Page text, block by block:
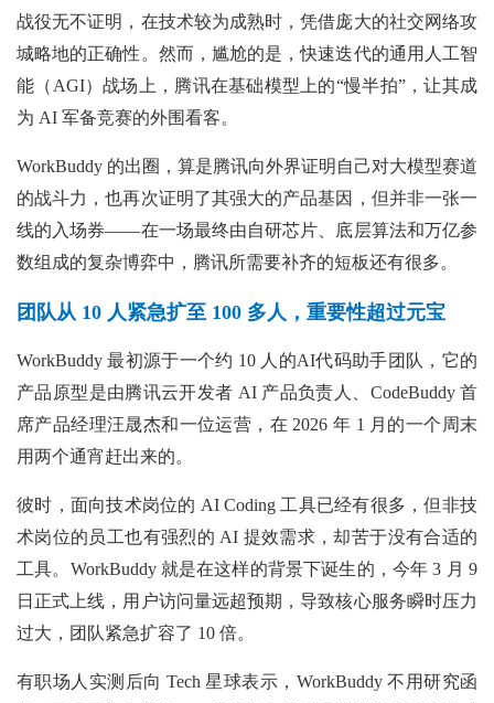
战役无不证明，在技术较为成熟时，凭借庞大的社交网络攻
城略地的正确性。然而，尴尬的是，快速迭代的通用人工智
能（AGI）战场上，腾讯在基础模型上的“慢半拍”，让其成
为 AI 军备竞赛的外围看客。
WorkBuddy 的出圈，算是腾讯向外界证明自己对大模型赛道
的战斗力，也再次证明了其强大的产品基因，但并非一张一
线的入场券——在一场最终由自研芯片、底层算法和万亿参
数组成的复杂博弈中，腾讯所需要补齐的短板还有很多。
团队从 10 人紧急扩至 100 多人，重要性超过元宝
WorkBuddy 最初源于一个约 10 人的AI代码助手团队，它的
产品原型是由腾讯云开发者 AI 产品负责人、CodeBuddy 首
席产品经理汪晟杰和一位运营，在 2026 年 1 月的一个周末
用两个通宵赶出来的。
彼时，面向技术岗位的 AI Coding 工具已经有很多，但非技
术岗位的员工也有强烈的 AI 提效需求，却苦于没有合适的
工具。WorkBuddy 就是在这样的背景下诞生的，今年 3 月 9
日正式上线，用户访问量远超预期，导致核心服务瞬时压力
过大，团队紧急扩容了 10 倍。
有职场人实测后向 Tech 星球表示，WorkBuddy 不用研究函